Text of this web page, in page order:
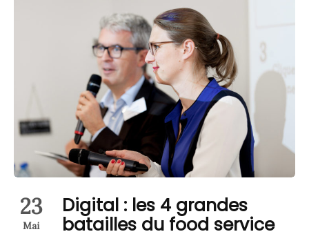
23
Mai
Digital : les 4 grandes
batailles du food service